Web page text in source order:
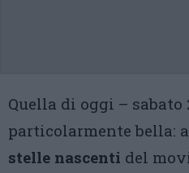
Quella di oggi – sabato
particolarmente bella:
stelle nascenti del